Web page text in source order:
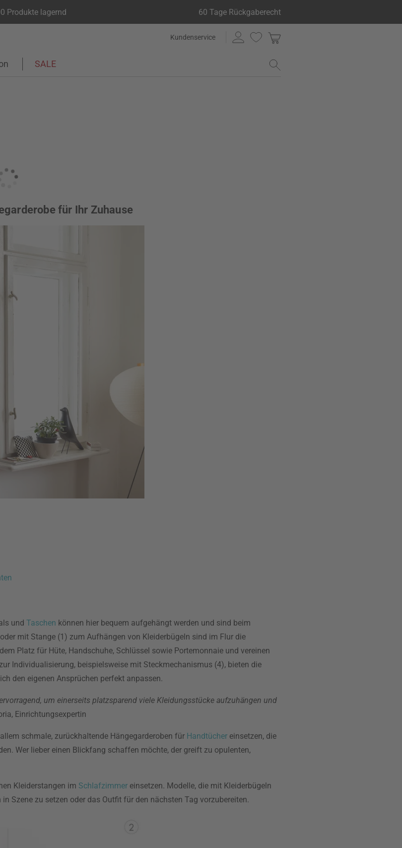
Produkte lagernd 60 Tage Rückgaberecht
Kundenservice
SALE
für Ihr Zuhause
und Taschen können hier bequem aufgehängt werden und sind beim
mit Stange (1) zum Aufhängen von Kleiderbügeln sind im Flur die
Platz für Hüte, Handschuhe, Schlüssel sowie Portemonnaie und vereinen
Individualisierung, beispielsweise mit Steckmechanismus (4), bieten die
den eigenen Ansprüchen perfekt anpassen.
um einerseits platzsparend viele Kleidungsstücke aufzuhängen und
Einrichtungsexpertin
schmale, zurückhaltende Hängegarderoben für Handtücher einsetzen, die
Wer lieber einen Blickfang schaffen möchte, der greift zu opulenten,
Kleiderstangen im Schlafzimmer einsetzen. Modelle, die mit Kleiderbügeln
Szene zu setzen oder das Outfit für den nächsten Tag vorzubereiten.